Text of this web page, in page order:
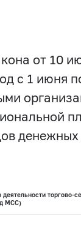
от 10
с 1 июня
деятельности торгово-
МСС)